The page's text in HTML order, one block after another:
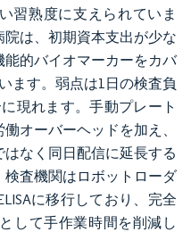
習熟度に支えられていま
は、初期資本支出が少な
能的バイオマーカーをカバ
ます。弱点は1日の検査負
現れます。手動プレート
オーバーヘッドを加え、
なく同日配信に延長する
査機関はロボットローダ
に移行しており、完全
して手作業時間を削減し